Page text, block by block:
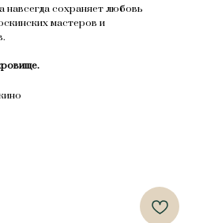
навсегда сохраняет любовь
мастеров и